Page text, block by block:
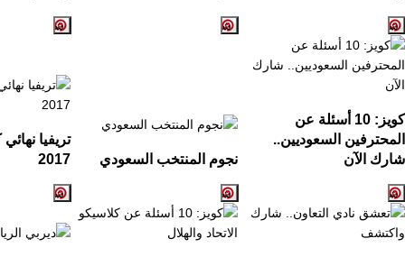
كويز: 10 أسئلة عن
المحترفين السعوديين..
شارك الآن
نجوم المنتخب السعودي
تريفيا
2017